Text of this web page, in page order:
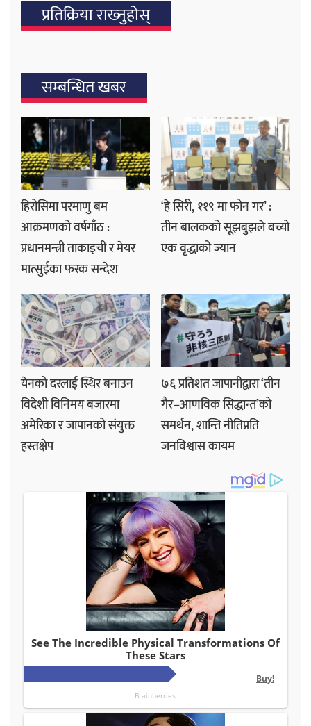
प्रतिक्रिया राख्‍नुहोस्
सम्बन्धित खबर
हिरोसिमा परमाणु बम
आक्रमणको वर्षगाँठ :
प्रधानमन्त्री ताकाइची र मेयर
मात्सुईका फरक सन्देश
‘हे सिरी, ११९ मा फोन गर’ :
तीन बालकको सूझबुझले बच्यो
एक वृद्धाको ज्यान
येनको दरलाई स्थिर बनाउन
विदेशी विनिमय बजारमा
अमेरिका र जापानको संयुक्त
हस्तक्षेप
७६ प्रतिशत जापानीद्वारा ‘तीन
गैर–आणविक सिद्धान्त’को
समर्थन, शान्ति नीतिप्रति
जनविश्वास कायम